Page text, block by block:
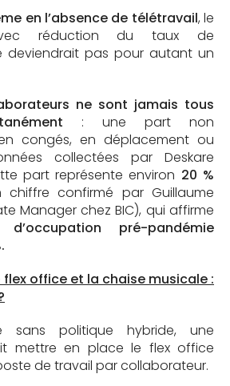
en l’absence de télétravail, le
réduction du taux de
deviendrait pas pour autant un
ne sont jamais tous
: une part non
congés, en déplacement ou
collectées par Deskare
part représente environ 20 %
chiffre confirmé par Guillaume
Manager chez BIC), qui affirme
pré-pandémie
flex office et la chaise musicale :
sans politique hybride, une
mettre en place le flex office
de travail par collaborateur.